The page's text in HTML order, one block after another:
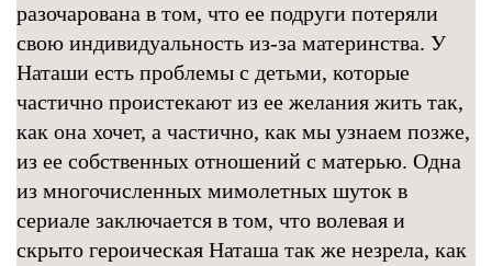
разочарована в том, что ее подруги потеряли
свою индивидуальность из-за материнства. У
Наташи есть проблемы с детьми, которые
частично проистекают из ее желания жить так,
как она хочет, а частично, как мы узнаем позже,
из ее собственных отношений с матерью. Одна
из многочисленных мимолетных шуток в
сериале заключается в том, что волевая и
скрыто героическая Наташа так же незрела, как